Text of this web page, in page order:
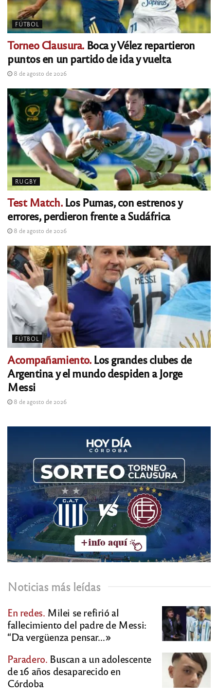
FÚTBOL
Torneo Clausura.Boca y Vélez repartieron
puntos en un partido de ida y vuelta
8 de agosto de 2026
RUGBY
Test Match.Los Pumas, con estrenos y
errores, perdieron frente a Sudáfrica
8 de agosto de 2026
FÚTBOL
Acompañamiento.Los grandes clubes de
Argentina y el mundo despiden a Jorge
Messi
8 de agosto de 2026
Noticias más leídas
En redes. Milei se refirió al
fallecimiento del padre de Messi:
“Da vergüenza pensar…»
Paradero. Buscan a un adolescente
de 16 años desaparecido en
Córdoba